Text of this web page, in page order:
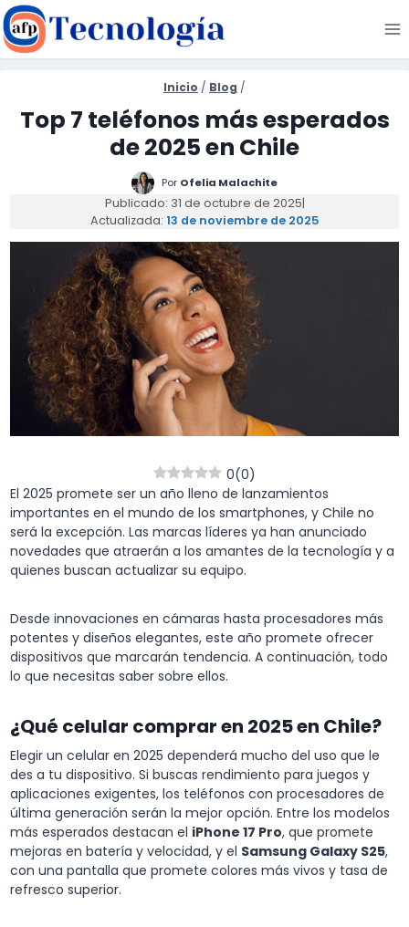
Saltar
al
contenido
Inicio / Blog /
Top 7 teléfonos más esperados
de 2025 en Chile
Por Ofelia Malachite
Publicado: 31 de octubre de 2025|
Actualizada: 13 de noviembre de 2025
0(0)
El 2025 promete ser un año lleno de lanzamientos
importantes en el mundo de los smartphones, y Chile no
será la excepción. Las marcas líderes ya han anunciado
novedades que atraerán a los amantes de la tecnología y a
quienes buscan actualizar su equipo.
Desde innovaciones en cámaras hasta procesadores más
potentes y diseños elegantes, este año promete ofrecer
dispositivos que marcarán tendencia. A continuación, todo
lo que necesitas saber sobre ellos.
¿Qué celular comprar en 2025 en Chile?
Elegir un celular en 2025 dependerá mucho del uso que le
des a tu dispositivo. Si buscas rendimiento para juegos y
aplicaciones exigentes, los teléfonos con procesadores de
última generación serán la mejor opción. Entre los modelos
más esperados destacan el iPhone 17 Pro, que promete
mejoras en batería y velocidad, y el Samsung Galaxy S25,
con una pantalla que promete colores más vivos y tasa de
refresco superior.